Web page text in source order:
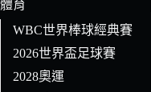
體育
WBC世界棒球經典賽
2026世界盃足球賽
2028奧運